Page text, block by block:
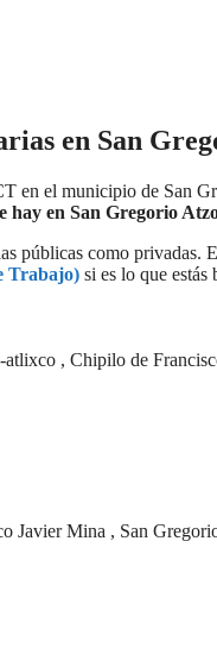
en San
en el municipio de San
hay en San Gregorio
públicas como privadas.
Trabajo) si es lo que estás
, Chipilo de
Javier Mina , San